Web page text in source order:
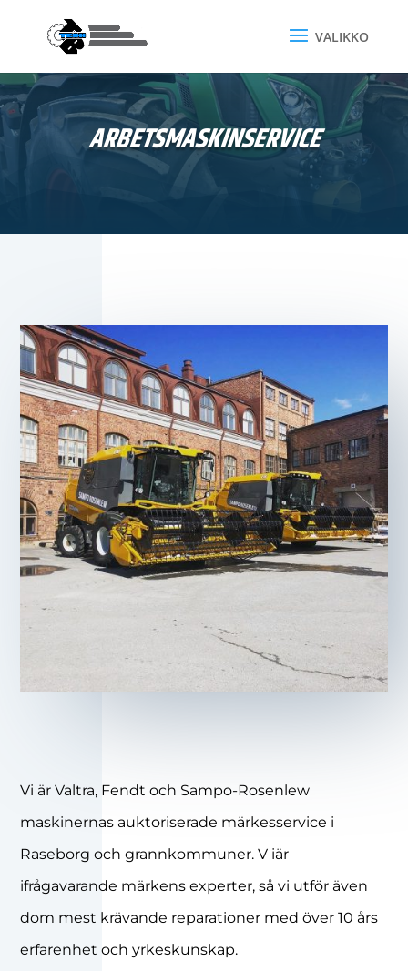
ARBETSMASKINSERVICE
Vi är Valtra, Fendt och Sampo-Rosenlew
maskinernas auktoriserade märkesservice i
Raseborg och grannkommuner. V iär
ifrågavarande märkens experter, så vi utför även
dom mest krävande reparationer med över 10 års
erfarenhet och yrkeskunskap.